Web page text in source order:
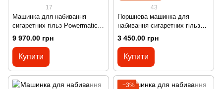
17
Машинка для набивання
сигаретних гільз Powermatic
III+
9 970.00 грн
Купити
43
Поршнева машинка для
набивання сигаретних гільз
Powermatic IV плюс 4+
3 450.00 грн
Купити
−3%